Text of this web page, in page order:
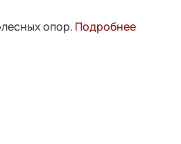
опор. Подробнее